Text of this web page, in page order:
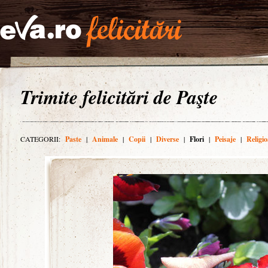
Trimite felicitări de Paşte
CATEGORII: Paste | Animale | Copii | Diverse | Flori | Peisaje |